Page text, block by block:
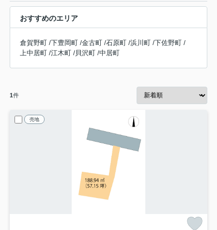
おすすめのエリア
倉賀野町 /下豊岡町 /金古町 /石原町 /浜川町 /下佐野町 /
上中居町 /江木町 /貝沢町 /中居町
1件
売地